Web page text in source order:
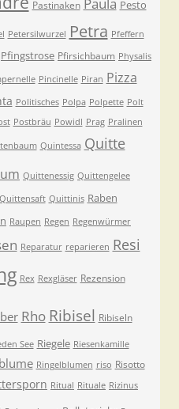
Pastinaken Paula Pesto
Petersilwurzel Petra Pfeffern
Pfingstrose Pfirsichbaum Physalis
Pincinelle Piran Pizza
Politisches Polpa Polpette Polt
Postbräu Powidl Prag Pralinen
Quintessa Quitte
Quittenessig Quittengelee
Quittensaft Quittinis Raben
Raupen Regen Regenwürmer
Reparatur reparieren Resi
Rex Rexgläser Rezension
Rho Ribisel Ribiseln
See Riegele Riesenkamille
Ringelblumen riso Risotto
Ritual Rituale Rizinus